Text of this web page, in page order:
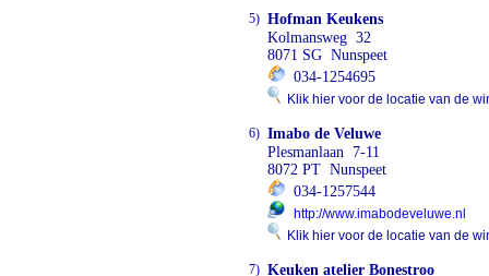
5) Hofman Keukens
Kolmansweg 32
8071 SG Nunspeet
034-1254695
Klik hier voor de locatie van de
6) Imabo de Veluwe
Plesmanlaan 7-11
8072 PT Nunspeet
034-1257544
http://www.imabodeveluwe.nl
Klik hier voor de locatie van de
7) Keuken atelier Bonestroo